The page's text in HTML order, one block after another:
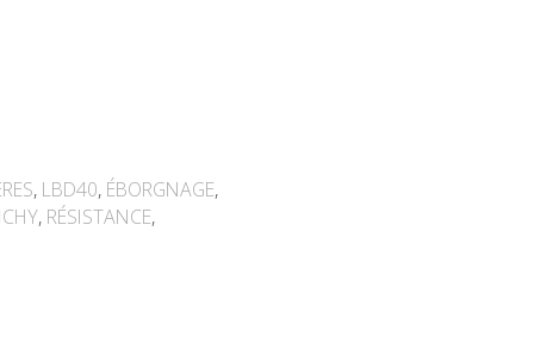
, LBD40, ÉBORGNAGE,
, RÉSISTANCE,